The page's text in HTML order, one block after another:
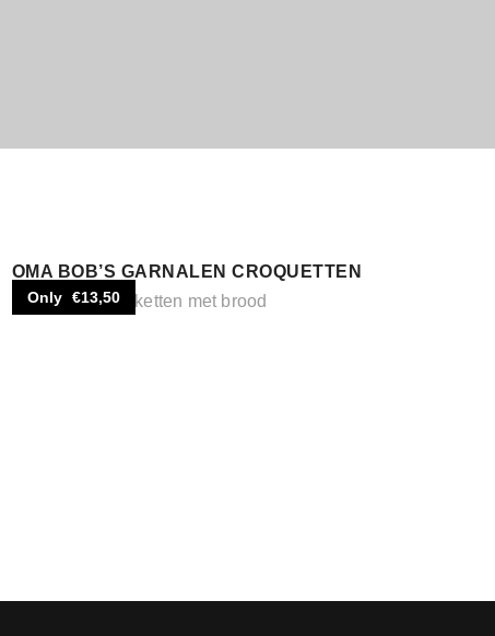
Only €13,50
OMA BOB’S GARNALEN CROQUETTEN
Kroketten met brood